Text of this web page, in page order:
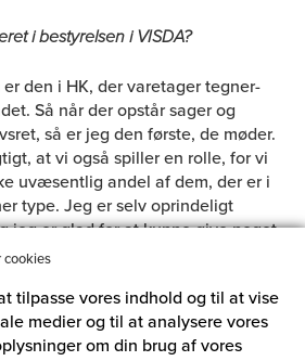
i bestyrelsen i VISDA?
den i HK, der varetager tegner-
Så når der opstår sager og
så er jeg den første, de møder.
at vi også spiller en rolle, for vi
uvæsentlig andel af dem, der er i
type. Jeg er selv oprindeligt
jeg er glad for at kunne give noget
kan udvikle sig og holde sig selv
cookies
tilpasse vores indhold og til at vise
medier og til at analysere vores
om din brug af vores